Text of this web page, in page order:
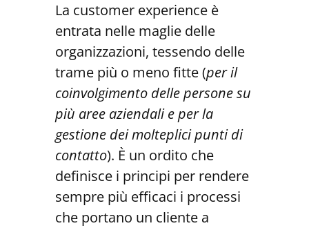
La customer experience è
entrata nelle maglie delle
organizzazioni, tessendo delle
trame più o meno fitte (per il
coinvolgimento delle persone su
più aree aziendali e per la
gestione dei molteplici punti di
contatto). È un ordito che
definisce i principi per rendere
sempre più efficaci i processi
che portano un cliente a